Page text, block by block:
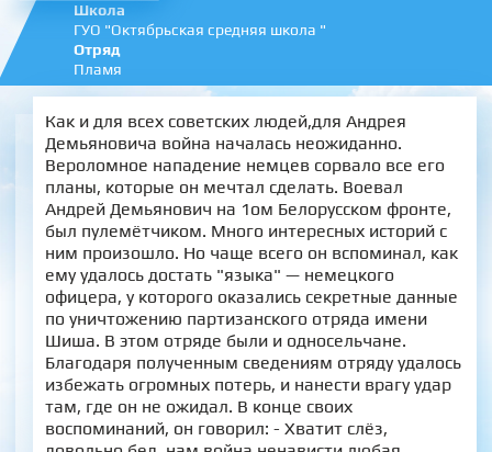
Школа
ГУО "Октябрьская средняя школа "
Отряд
Пламя
Как и для всех советских людей,для Андрея
Демьяновича война началась неожиданно.
Вероломное нападение немцев сорвало все его
планы, которые он мечтал сделать. Воевал
Андрей Демьянович на 1ом Белорусском фронте,
был пулемётчиком. Много интересных историй с
ним произошло. Но чаще всего он вспоминал, как
ему удалось достать "языка" — немецкого
офицера, у которого оказались секретные данные
по уничтожению партизанского отряда имени
Шиша. В этом отряде были и односельчане.
Благодаря полученным сведениям отряду удалось
избежать огромных потерь, и нанести врагу удар
там, где он не ожидал. В конце своих
воспоминаний, он говорил: - Хватит слёз,